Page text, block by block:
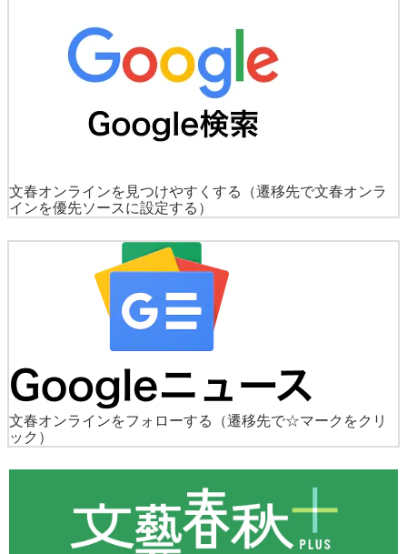
文春オンラインを見つけやすくする
（遷移先で文春オンラ
インを優先ソースに設定する）
文春オンラインをフォローする
（遷移先で☆マークをクリ
ック）